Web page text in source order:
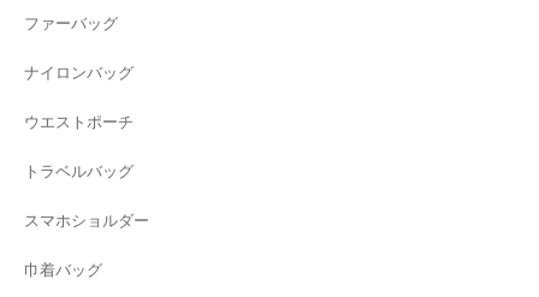
ファーバッグ
ナイロンバッグ
ウエストポーチ
トラベルバッグ
スマホショルダー
巾着バッグ